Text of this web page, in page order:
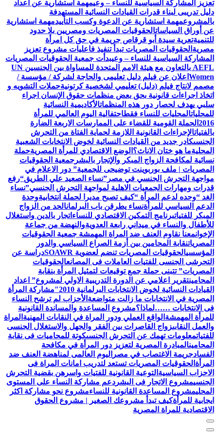
تعزيز المشاركة السياسية للنساء – وعيمهمة استشارية عن اعداد
دليل تدريبى لبناء قدرات القيادات النسائية المستهدفة
بالمشروعمهمة استشارية عن الدعوة وكسب التأييدمهمة استشارية
عن أوراق السياساتالحقوقيات المصريات ومصريين بلا حدود
للتنميةتعرية سيدة أبو قرقاص جريمة في حق كل امرأة
مصرية الحقوقيات المصريات تبدأ تنفيذ فاعليات مشروع تعزيز
المشاركة السياسية للنساء – وعيبدأت جمعية الحقوقيات المصريات
AEFL بالتعاون مع هيئة الامم المتحدة للمساواة بين الجنسين UN
Women اعلان عن فيلم دليل تعليمى والحاجة لشركة / مؤسسة /
مصمم لانتاج فيلم (دليل) تعليمي لشخصية كرتونيةحملات التشويه و
اتخاذ اجراءات قانونية بحق بعض منظمات حقوق الإنسان اجراء
سلبي يهدف لحصار دور هذه المنظماتالأكاديمية النسائية
للمحلياتالمحليات للنساء فقطاحتفالية اليوم العالمي للمرأة
2016 الحملة القومية للقضاء على الممارسات الاربعة الضارة
بالفتياتالإجراءات القانونية اللازمة لحماية الفتاة من التحرش
الجنسىكادر جديد من القيادات النسائية لخوض الانتخابات الشعبية
المحليةما هو ختان الاناث؟ الوضع الاقتصادي للمرأة المصريةحملة
نسائية لمكافحة الزواج المبكر والإتجار بالبشر جمعية الحقوقيات
المصريات | ملف بوربوينت توضيحى للجمعية” دور الاعلام في
مواجهة التحرش الجنسي في مصر”نساء الصعيد علي الطريق“رفع
قدرات ومهارات الجمعيات الاهلية لمواجهة التحرش الجنسي”نساء
الغد “وحده لدعم المرأة “كيف تصبح مديرا لحملة انتخابيةوحدة
الدعم السياسي للمرأةنساء يطرقن باب البرلمانالحد من الزواج
المبكر للفتياتبرنامج التمكين الاقتصادي للنساء اتجار بالدين واستغلال
للأطفال والنساء في ميداني رابعة العدويةوالنهضة من جماعة
الإخوانمعنا نقاوم العنف ضد المراة المهمشة جمعية الحقوقيات
المصرياتنقابة المحامين بين أزمة الصراع السياسي والدور
المؤسسيالحقوقيات المصريات تنضم لعضوية SOAWR
دراسة عن
التحرشى الجنسى للفتيات العاملات فى المصانعالحقوقيات
المصريات” تتبنى حملة جمع توقيعات لتمثيل المرأة بنقابة
المحامينتقرير اعلامي عن الدورة التدريبية الاولي لمشروع” اعداد
القيادات النسائية لخوض الانتخابات البرلمانية 2010″
مشاركة المرأة
المصرية في الانتخابات ما زالت متواضعة الأحزاب لم ترشح النساء
فى الانتخابات ……لماذا؟مشروع المساعدة والمساندة القانونية
للمرأة المهمشة الواقع العملي ودور المراة في النقابات المهنية المراة
والعمل النقابىزواج القاصرات بين الفقر والجهل والاستغلال الجنسى
للفتياتمعلومات تهمك عن التحرش الجنسىكوتة للمحاميات فى نقابة
المحامينالمبادرة المصرية لتعزيز دور المرأة في مكافحة
الفسادجريمة الاغتصاب في مصر اليوم العالمى لمناهضة العنف ضد
المرأة الحقوقيات المصريات تستعد لتدريب امانات المراة فى
الاحزاب السياسية التوعية القانونية للفتيات واسرهن بقضية التحرش
الجنسيمشروع الاتجار فى البشر دعم مشاركة النساء على المستوى
المحليمشروع المساعدة القانونية للنساءمشروع نحو مشاركة اكثر
ايجابية للمرأةكيف تبدأ مشروعك الصغير | مشروع الحقوق
الاقتصادية للمراة المصرية